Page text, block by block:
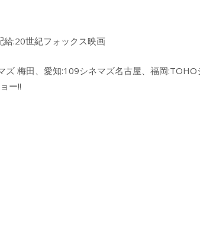
:20世紀フォックス映画
梅田、愛知:109シネマズ名古屋、福岡
ー!!